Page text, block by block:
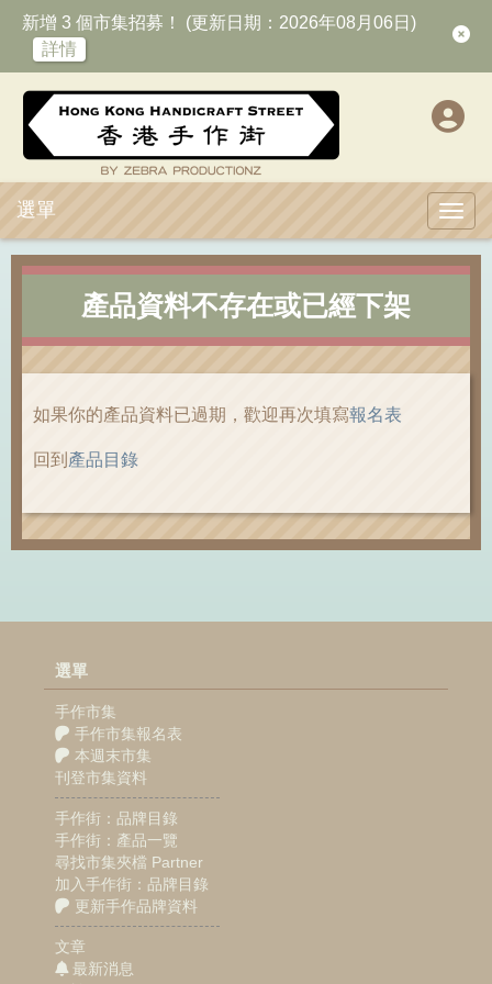
新增 3 個市集招募！ (更新日期：2026年08月06日)
詳情
選單
產品資料不存在或已經下架
如果你的產品資料已過期，歡迎再次填寫報名表
回到 產品目錄
選單
手作市集
手作市集報名表
本週末市集
刊登市集資料
手作街：品牌目錄
手作街：產品一覽
尋找市集夾檔 Partner
加入手作街：品牌目錄
更新手作品牌資料
文章
最新消息